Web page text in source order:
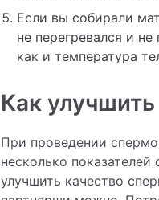
Если вы собирали
не перегревался и
как и температура
Как
При проведении
несколько
улучшить качество